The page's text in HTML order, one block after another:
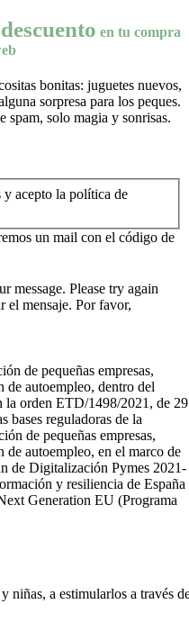
en tu compra
bonitas: juguetes nuevos,
sorpresa para los peques.
spam, solo magia y sonrisas.
acepto la política de
un mail con el código de
message. Please try again
el mensaje. Por favor,
de pequeñas empresas,
de autoempleo, dentro del
orden ETD/1498/2021, de 29
bases reguladoras de la
de pequeñas empresas,
de autoempleo, en el marco de
de Digitalización Pymes 2021-
y resiliencia de España
Generation EU (Programa
niñas, a estimularlos a través